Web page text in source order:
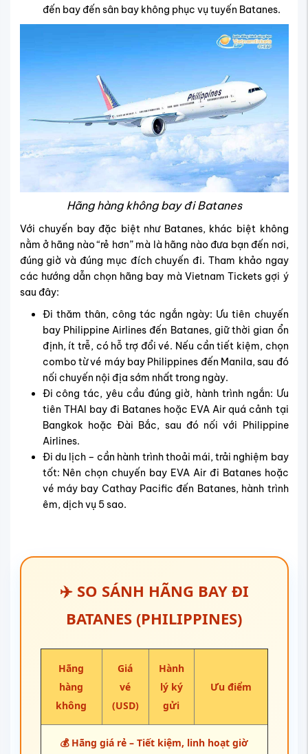
đến bay đến sân bay không phục vụ tuyến Batanes.
Hãng hàng không bay đi Batanes
Với chuyến bay đặc biệt như Batanes, khác biệt không
nằm ở hãng nào “rẻ hơn” mà là hãng nào đưa bạn đến nơi,
đúng giờ và đúng mục đích chuyến đi. Tham khảo ngay
các hướng dẫn chọn hãng bay mà Vietnam Tickets gợi ý
sau đây:
Đi thăm thân, công tác ngắn ngày: Ưu tiên chuyến
bay Philippine Airlines đến Batanes, giữ thời gian ổn
định, ít trễ, có hỗ trợ đổi vé. Nếu cần tiết kiệm, chọn
combo từ vé máy bay Philippines đến Manila, sau đó
nối chuyến nội địa sớm nhất trong ngày.
Đi công tác, yêu cầu đúng giờ, hành trình ngắn: Ưu
tiên THAI bay đi Batanes hoặc EVA Air quá cảnh tại
Bangkok hoặc Đài Bắc, sau đó nối với Philippine
Airlines.
Đi du lịch – cần hành trình thoải mái, trải nghiệm bay
tốt: Nên chọn chuyến bay EVA Air đi Batanes hoặc
vé máy bay Cathay Pacific đến Batanes, hành trình
êm, dịch vụ 5 sao.
✈️ SO SÁNH HÃNG BAY ĐI
BATANES (PHILIPPINES)
Hãng
hàng
không
Giá
vé
(USD)
Hành
lý ký
gửi
Ưu điểm
💰 Hãng giá rẻ – Tiết kiệm, linh hoạt giờ